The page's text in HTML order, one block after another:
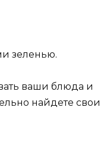
зеленью.
ваши блюда и
найдете свои